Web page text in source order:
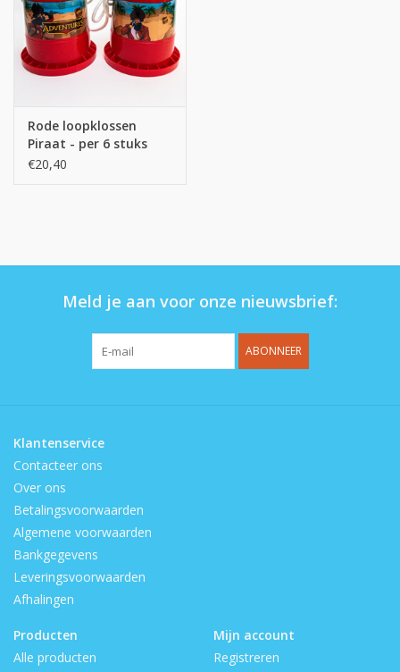
Rode loopklossen
Piraat - per 6 stuks
€20,40
Meld je aan voor onze nieuwsbrief:
ABONNEER
Klantenservice
Contacteer ons
Over ons
Betalingsvoorwaarden
Algemene voorwaarden
Bankgegevens
Leveringsvoorwaarden
Afhalingen
Producten
Alle producten
Mijn account
Registreren